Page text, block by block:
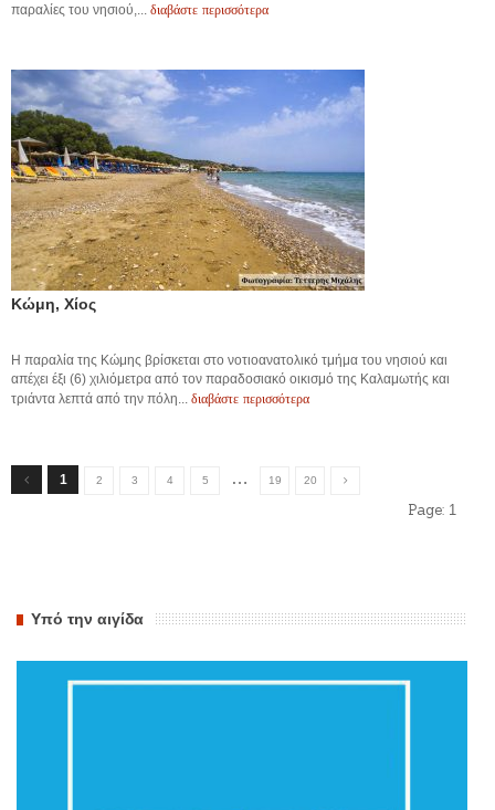
παραλίες του νησιού,... διαβάστε περισσότερα
Κώμη, Χίος
Η παραλία της Κώμης βρίσκεται στο νοτιοανατολικό τμήμα του νησιού και
απέχει έξι (6) χιλιόμετρα από τον παραδοσιακό οικισμό της Καλαμωτής και
τριάντα λεπτά από την πόλη... διαβάστε περισσότερα
1 2 3 4 5 … 19 20
Page: 1
Υπό την αιγίδα